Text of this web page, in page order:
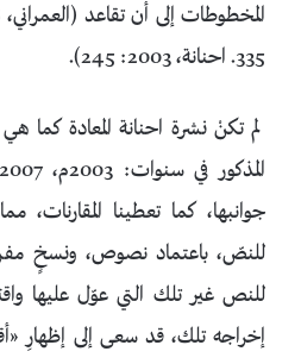
335. احنانة، 2003: 245).
لم تكنْ نشرة احنانة المعادة كما
جوانبها، كما تعطينا المقارنات،
للنصّ، باعتماد نصوص، ونسخٍ
للنص غير تلك التي عوّل عليها
إخراجه تلك، قد سعى إلى إظهارِ